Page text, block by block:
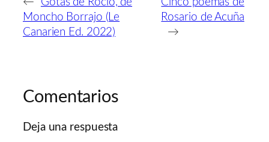
Moncho Borrajo (Le
Canarien Ed. 2022)
Rosario de Acuña
→
Comentarios
Deja una respuesta